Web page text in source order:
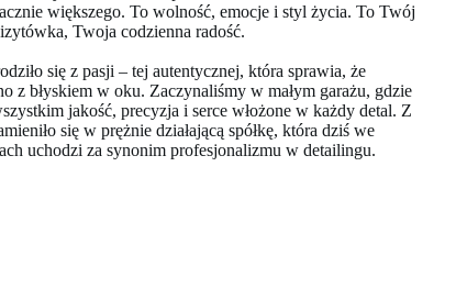
większego. To wolność, emocje i styl życia. To Twój
Twoja codzienna radość.
się z pasji – tej autentycznej, która sprawia, że
z błyskiem w oku. Zaczynaliśmy w małym garażu, gdzie
jakość, precyzja i serce włożone w każdy detal. Z
się w prężnie działającą spółkę, która dziś we
uchodzi za synonim profesjonalizmu w detailingu.